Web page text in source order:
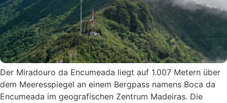
Der Miradouro da Encumeada liegt auf 1.007 Metern über
dem Meeresspiegel an einem Bergpass namens Boca da
Encumeada im geografischen Zentrum Madeiras. Die